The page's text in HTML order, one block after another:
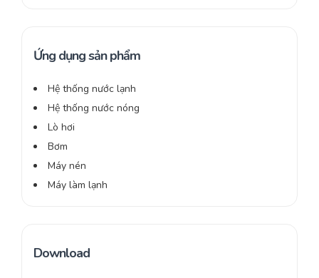
Ứng dụng sản phẩm
Hệ thống nước lạnh
Hệ thống nước nóng
Lò hơi
Bơm
Máy nén
Máy làm lạnh
Download